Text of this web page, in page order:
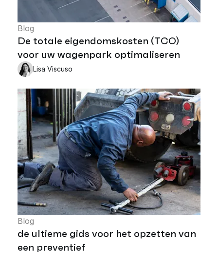
Blog
De totale eigendomskosten (TCO)
voor uw wagenpark optimaliseren
Lisa Viscuso
Blog
de ultieme gids voor het opzetten van
een preventief